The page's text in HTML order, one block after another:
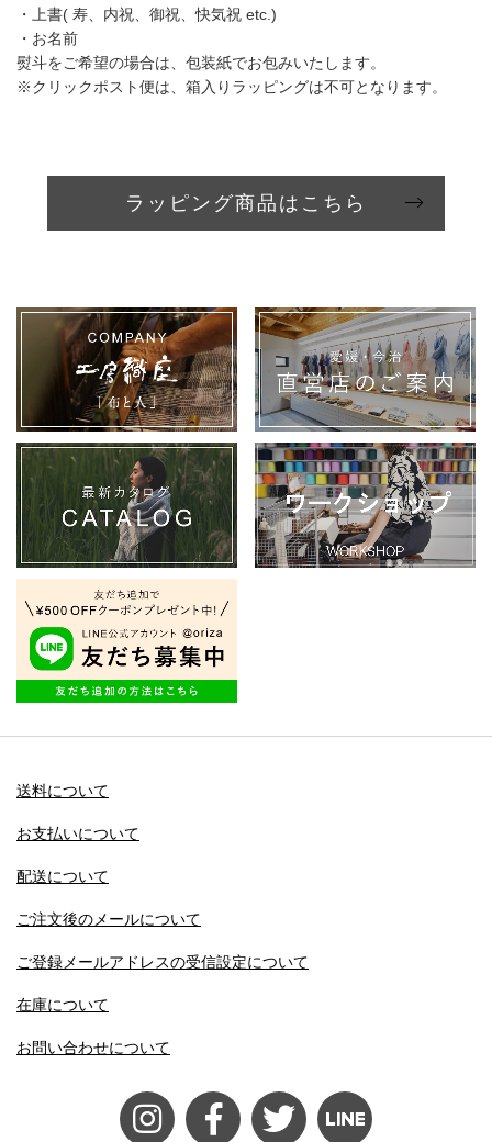
・上書( 寿、内祝、御祝、快気祝 etc.)
・お名前
熨斗をご希望の場合は、包装紙でお包みいたします。
※クリックポスト便は、箱入りラッピングは不可となります。
ラッピング商品はこちら
送料について
お支払いについて
配送について
ご注文後のメールについて
ご登録メールアドレスの受信設定について
在庫について
お問い合わせについて